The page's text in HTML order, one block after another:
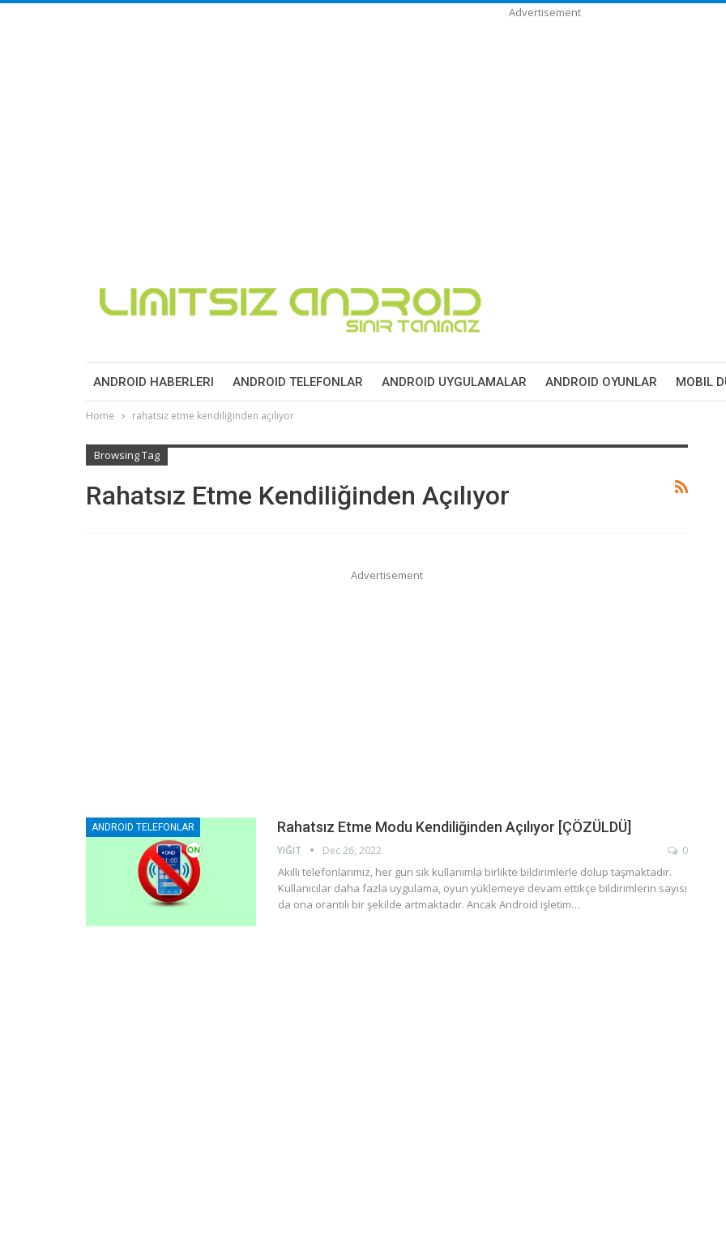
Advertisement
ANDROID HABERLERI ANDROID TELEFONLAR ANDROID UYGULAMALAR ANDROID OYUNLAR MOBIL
Home rahatsız etme kendiliğinden açılıyor
Browsing Tag
Rahatsız Etme Kendiliğinden Açılıyor
Advertisement
ANDROID TELEFONLAR Rahatsız Etme Modu Kendiliğinden Açılıyor [ÇÖZÜLDÜ]
YIĞIT Dec 26, 2022 0
Akıllı telefonlarımız, her gün sık kullanımla birlikte bildirimlerle dolup taşmaktadır.
Kullanıcılar daha fazla uygulama, oyun yüklemeye devam ettikçe bildirimlerin sayısı
da ona orantılı bir şekilde artmaktadır. Ancak Android işletim…